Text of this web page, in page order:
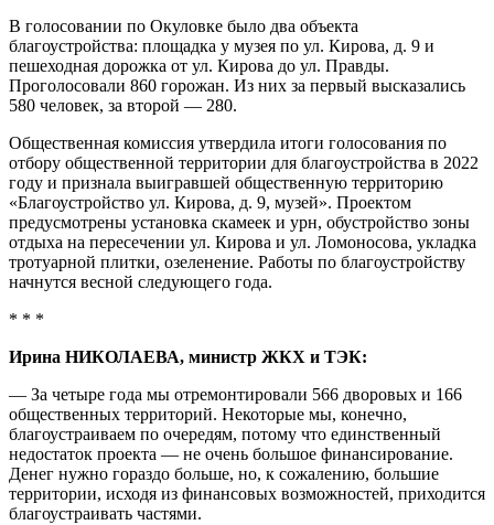
В голосовании по Окуловке было два объекта
благоустройства: площадка у музея по ул. Кирова, д. 9 и
пешеходная дорожка от ул. Кирова до ул. Правды.
Проголосовали 860 горожан. Из них за первый высказались
580 человек, за второй — 280.
Общественная комиссия утвердила итоги голосования по
отбору общественной территории для благоустройства в 2022
году и признала выигравшей общественную территорию
«Благоустройство ул. Кирова, д. 9, музей». Проектом
предусмотрены установка скамеек и урн, обустройство зоны
отдыха на пересечении ул. Кирова и ул. Ломоносова, укладка
тротуарной плитки, озеленение. Работы по благоустройству
начнутся весной следующего года.
* * *
Ирина НИКОЛАЕВА, министр ЖКХ и ТЭК:
— За четыре года мы отремонтировали 566 дворовых и 166
общественных территорий. Некоторые мы, конечно,
благоустраиваем по очередям, потому что единственный
недостаток проекта — не очень большое финансирование.
Денег нужно гораздо больше, но, к сожалению, большие
территории, исходя из финансовых возможностей, приходится
благоустраивать частями.